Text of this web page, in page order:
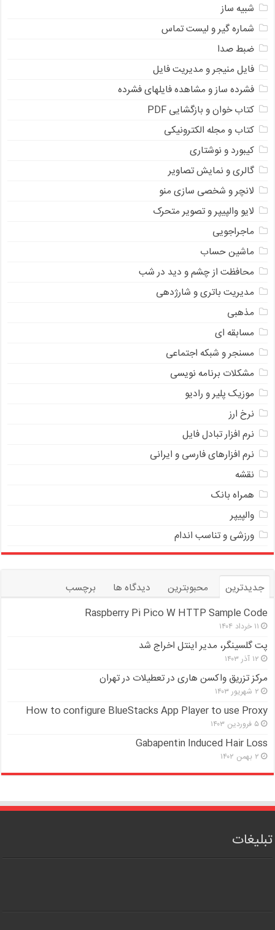
شبیه ساز
شماره گیر و لیست تماس
ضبط صدا
فایل منیجر و مدیریت فایل
فشرده ساز و مشاهده فایلهای فشرده
کتاب خوان و بازگشایی PDF
کتاب و مجله الکترونیکی
کیبورد و نوشتاری
گالری و نمایش تصاویر
لانچر و شخصی سازی منو
لایو والپیپر و تصویر متحرک
ماجراجویی
ماشین حساب
محافظت از چشم و دید در شب
مدیریت باتری و شارژدهی
مذهبی
مسابقه ای
مسنجر و شبکه اجتماعی
مشکلات برنامه نویسی
موزیک پلیر و رادیو
نرخ ارز
ﻧﺮﻡ ﺍﻓﺰﺍﺭ ﺗﺒﺎﺩﻝ ﻓﺎﻳﻞ
نرم افزارهای فارسی و ایرانی
نقشه
همراه بانک
والپیپر
ورزشی و تناسب اندام
جدیدترین محبوبترین دیدگاه ها
برچسب
Raspberry Pi Pico W HTTP Sample Code
۱۱ خرداد ۱۴۰۴
پت گلسینگر، مدیر اینتل اخراج شد
۱۲ آذر ۱۴۰۳
مرکز تزریق واکسن هاری در تعطیلات در تهران
۲ شهریور ۱۴۰۳
How to configure BlueStacks App Player to use Proxy
۵ فروردین ۱۴۰۳
Gabapentin Induced Hair Loss
۲ بهمن ۱۴۰۲
تبلیغات